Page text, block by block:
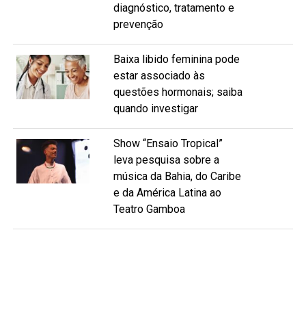
diagnóstico, tratamento e
prevenção
Baixa libido feminina pode
estar associado às
questões hormonais; saiba
quando investigar
Show “Ensaio Tropical”
leva pesquisa sobre a
música da Bahia, do Caribe
e da América Latina ao
Teatro Gamboa